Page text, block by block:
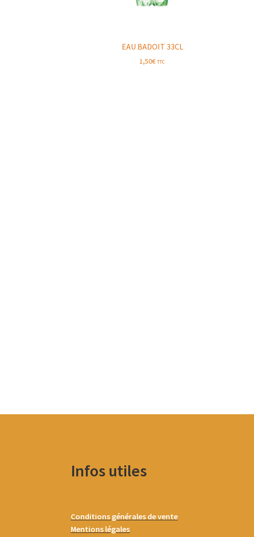
EAU BADOIT 33CL
1,50€ TTC
Infos utiles
Conditions générales de vente
Mentions légales